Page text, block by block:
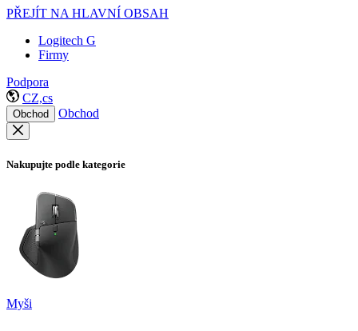
PŘEJÍT NA HLAVNÍ OBSAH
Logitech G
Firmy
Podpora
CZ,cs
Obchod Obchod
Nakupujte podle kategorie
Myši